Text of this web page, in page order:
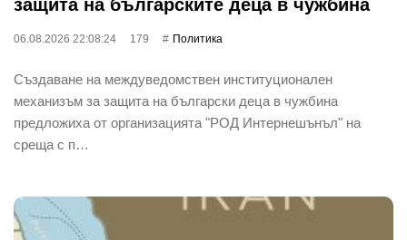
защита на българските деца в чужбина
06.08.2026 22:08:24 179 Политика
Създаване на междуведомствен институционален
механизъм за защита на български деца в чужбина
предложиха от организацията "РОД Интернешънъл" на
среща с п…